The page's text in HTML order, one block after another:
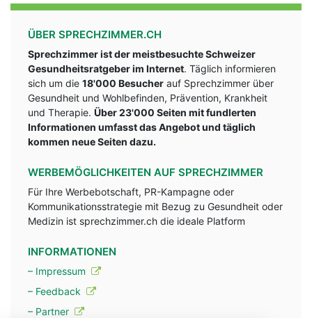
ÜBER SPRECHZIMMER.CH
Sprechzimmer ist der meistbesuchte Schweizer
Gesundheitsratgeber im Internet. Täglich informieren
sich um die 18'000 Besucher auf Sprechzimmer über
Gesundheit und Wohlbefinden, Prävention, Krankheit
und Therapie. Über 23'000 Seiten mit fundlerten
Informationen umfasst das Angebot und täglich
kommen neue Seiten dazu.
WERBEMÖGLICHKEITEN AUF SPRECHZIMMER
Für Ihre Werbebotschaft, PR-Kampagne oder
Kommunikationsstrategie mit Bezug zu Gesundheit oder
Medizin ist sprechzimmer.ch die ideale Platform
INFORMATIONEN
– Impressum
– Feedback
– Partner